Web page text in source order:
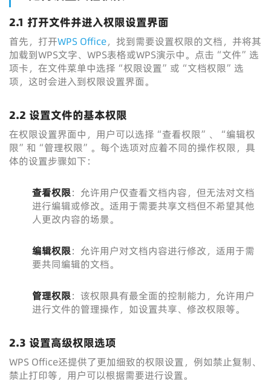
2.1 打开文件并进入权限设置界面
首先，打开WPS Office，找到需要设置权限的文档，并将其
加载到WPS文字、WPS表格或WPS演示中。点击“文件”选
项卡，在文件菜单中选择“权限设置”或“文档权限”选
项，这时会进入到权限设置界面。
2.2 设置文件的基本权限
在权限设置界面中，用户可以选择“查看权限”、“编辑权
限”和“管理权限”。每个选项对应着不同的操作权限，具
体的设置步骤如下：
查看权限：允许用户仅查看文档内容，但无法对文档
进行编辑或修改。适用于需要共享文档但不希望其他
人更改内容的场景。
编辑权限：允许用户对文档内容进行修改，适用于需
要共同编辑的文档。
管理权限：该权限具有最全面的控制能力，允许用户
进行文件的管理操作，如设置共享、修改权限等。
2.3 设置高级权限选项
WPS Office还提供了更加细致的权限设置，例如禁止复制、
禁止打印等，用户可以根据需要进行设置。